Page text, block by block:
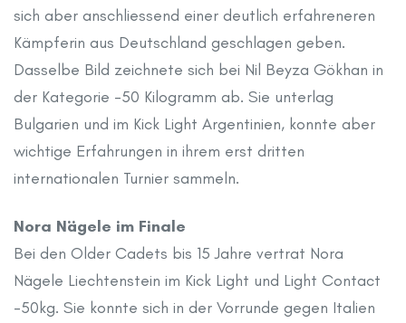
sich aber anschliessend einer deutlich erfahreneren
Kämpferin aus Deutschland geschlagen geben.
Dasselbe Bild zeichnete sich bei Nil Beyza Gökhan in
der Kategorie -50 Kilogramm ab. Sie unterlag
Bulgarien und im Kick Light Argentinien, konnte aber
wichtige Erfahrungen in ihrem erst dritten
internationalen Turnier sammeln.
Nora Nägele im Finale
Bei den Older Cadets bis 15 Jahre vertrat Nora
Nägele Liechtenstein im Kick Light und Light Contact
-50kg. Sie konnte sich in der Vorrunde gegen Italien